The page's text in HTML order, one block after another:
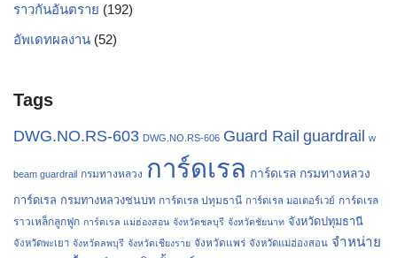
ราวกันอันตราย (192)
อัพเดทผลงาน (52)
Tags
DWG.NO.RS-603 DWG.NO.RS-606 Guard Rail guardrail w
beam guardrail กรมทางหลวง การ์ดเรล การ์ดเรล กรมทางหลวง
การ์ดเรล กรมทางหลวงชนบท การ์ดเรล ปทุมธานี การ์ดเรล มอเตอร์เวย์ การ์ดเรล
ราวเหล็กลูกฟูก การ์ดเรล แม่ฮ่องสอน จังหวัดชลบุรี จังหวัดชัยนาท จังหวัดปทุมธานี
จังหวัดพะเยา จังหวัดลพบุรี จังหวัดเชียงราย จังหวัดแพร่ จังหวัดแม่ฮ่องสอน จำหน่าย